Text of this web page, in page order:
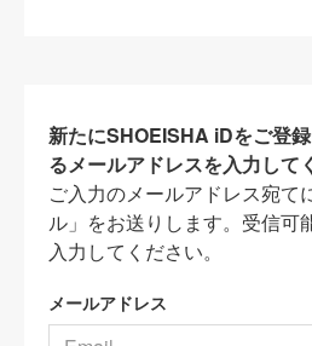
新たにSHOEISHA iDをご登
るメールアドレスを入力して
ご入力のメールアドレス宛て
ル」をお送りします。受信可
入力してください。
メールアドレス